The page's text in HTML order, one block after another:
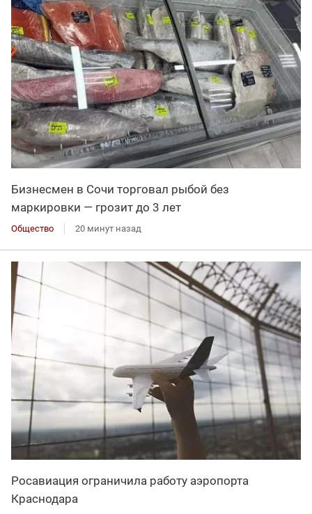
Бизнесмен в Сочи торговал рыбой без
маркировки — грозит до 3 лет
Общество 20 минут назад
Росавиация ограничила работу аэропорта
Краснодара